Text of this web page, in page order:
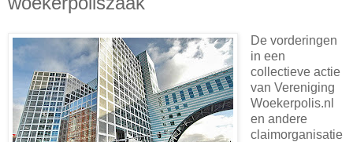
De vorderingen
in een
collectieve actie
van Vereniging
Woekerpolis.nl
en andere
claimorganisatie